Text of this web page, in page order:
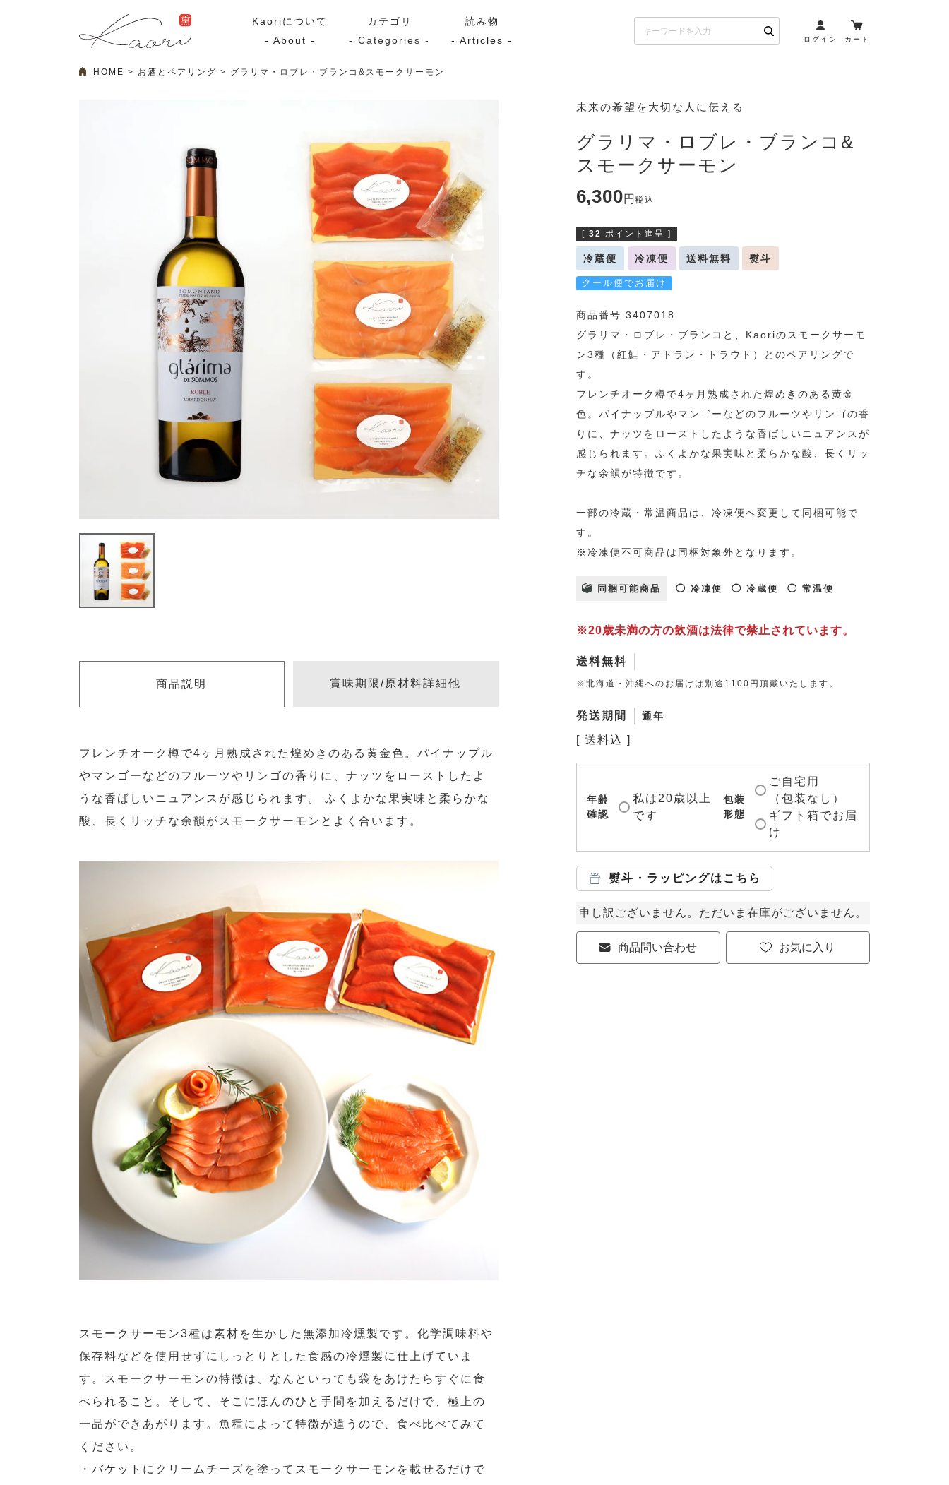
Kaoriについて
- About -
カテゴリ
- Categories -
プレミアム
漬け魚
Kaoriセレクト
ワイン・スパークリング
ウイスキー・ブランデー
特集・期間限定セール サブスク（定期コース・頒布会） 商品一覧
読み物
- Articles -
ログイン カート
HOME お酒とペアリング グラリマ・ロブレ・ブランコ&スモークサーモン
未来の希望を大切な人に伝える
グラリマ・ロブレ・ブランコ&
スモークサーモン
6,300
税込
[ 32 ポイント進呈 ]
冷蔵便 冷凍便 送料無料 熨斗
クール便でお届け
商品番号 3407018
グラリマ・ロブレ・ブランコと、Kaoriのスモークサーモ
ン3種（紅鮭・アトラン・トラウト）とのペアリングで
す。
フレンチオーク樽で4ヶ月熟成された煌めきのある黄金
色。パイナップルやマンゴーなどのフルーツやリンゴの香
りに、ナッツをローストしたような香ばしいニュアンスが
感じられます。ふくよかな果実味と柔らかな酸、長くリッ
チな余韻が特徴です。
一部の冷蔵・常温商品は、冷凍便へ変更して同梱可能で
す。
※冷凍便不可商品は同梱対象外となります。
同梱可能商品 ◯ 冷凍便 ◯ 冷蔵便 ◯ 常温便
※20歳未満の方の飲酒は法律で禁止されています。
送料無料
※北海道・沖縄へのお届けは別途1100円頂戴いたします。
発送期間 通年
送料込
年齢
確認
私は20歳以上
です
包装
形態
ご自宅用
（包装なし）
ギフト箱でお届
け
熨斗・ラッピングはこちら
申し訳ございません。ただいま在庫がございません。
お気に入り
商品問い合わせ
商品説明 賞味期限/原材料詳細他
フレンチオーク樽で4ヶ月熟成された煌めきのある黄金色。パイナップル
やマンゴーなどのフルーツやリンゴの香りに、ナッツをローストしたよ
うな香ばしいニュアンスが感じられます。 ふくよかな果実味と柔らかな
酸、長くリッチな余韻がスモークサーモンとよく合います。
スモークサーモン3種は素材を生かした無添加冷燻製です。化学調味料や
保存料などを使用せずにしっとりとした食感の冷燻製に仕上げていま
す。スモークサーモンの特徴は、なんといっても袋をあけたらすぐに食
べられること。そして、そこにほんのひと手間を加えるだけで、極上の
一品ができあがります。魚種によって特徴が違うので、食べ比べてみて
ください。
・バケットにクリームチーズを塗ってスモークサーモンを載せるだけで